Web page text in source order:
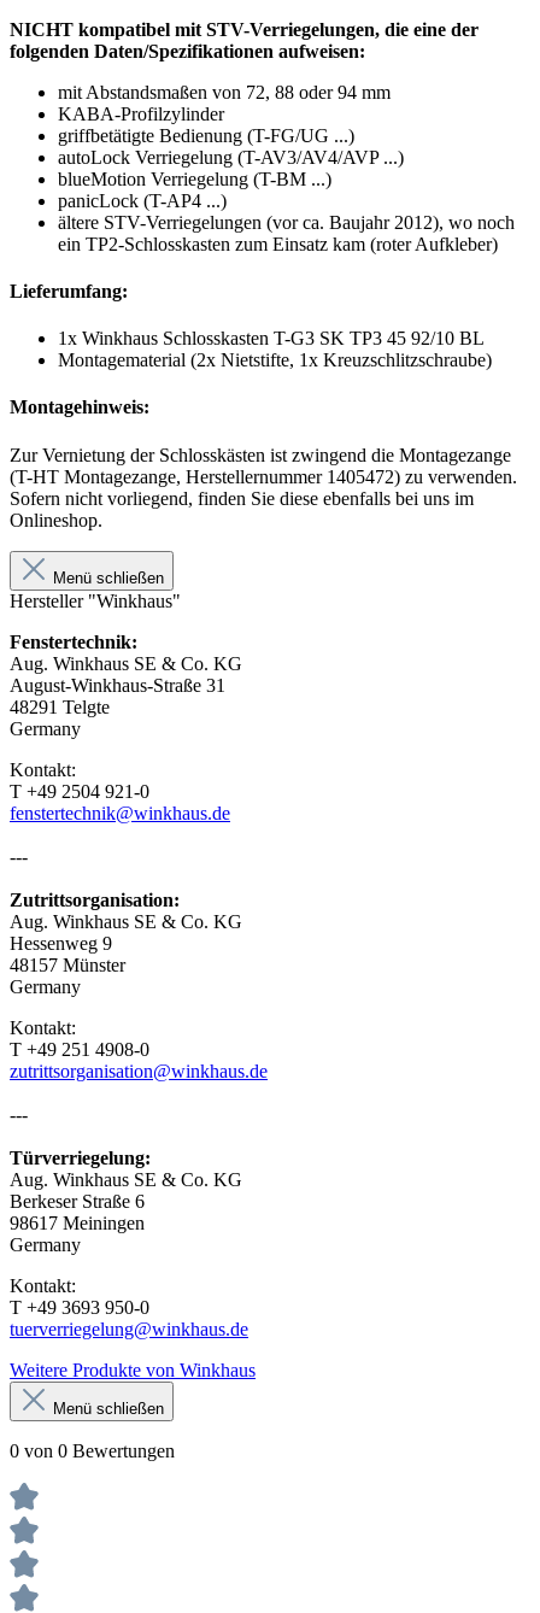
NICHT kompatibel mit STV-Verriegelungen, die eine der
folgenden Daten/Spezifikationen aufweisen:
mit Abstandsmaßen von 72, 88 oder 94 mm
KABA-Profilzylinder
griffbetätigte Bedienung (T-FG/UG ...)
autoLock Verriegelung (T-AV3/AV4/AVP ...)
blueMotion Verriegelung (T-BM ...)
panicLock (T-AP4 ...)
ältere STV-Verriegelungen (vor ca. Baujahr 2012), wo noch
ein TP2-Schlosskasten zum Einsatz kam (roter Aufkleber)
Lieferumfang:
1x Winkhaus Schlosskasten T-G3 SK TP3 45 92/10 BL
Montagematerial (2x Nietstifte, 1x Kreuzschlitzschraube)
Montagehinweis:
Zur Vernietung der Schlosskästen ist zwingend die Montagezange
(T-HT Montagezange, Herstellernummer 1405472) zu verwenden.
Sofern nicht vorliegend, finden Sie diese ebenfalls bei uns im
Onlineshop.
Menü schließen
Hersteller "Winkhaus"
Fenstertechnik:
Aug. Winkhaus SE & Co. KG
August-Winkhaus-Straße 31
48291 Telgte
Germany
Kontakt:
T +49 2504 921-0
fenstertechnik@winkhaus.de
---
Zutrittsorganisation:
Aug. Winkhaus SE & Co. KG
Hessenweg 9
48157 Münster
Germany
Kontakt:
T +49 251 4908-0
zutrittsorganisation@winkhaus.de
---
Türverriegelung:
Aug. Winkhaus SE & Co. KG
Berkeser Straße 6
98617 Meiningen
Germany
Kontakt:
T +49 3693 950-0
tuerverriegelung@winkhaus.de
Weitere Produkte von Winkhaus
Menü schließen
0 von 0 Bewertungen